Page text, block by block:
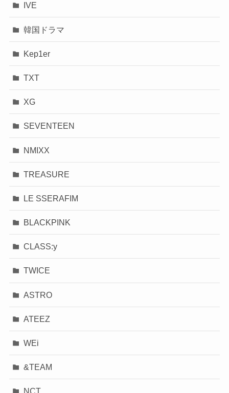
IVE
韓国ドラマ
Kep1er
TXT
XG
SEVENTEEN
NMIXX
TREASURE
LE SSERAFIM
BLACKPINK
CLASS:y
TWICE
ASTRO
ATEEZ
WEi
&TEAM
NCT